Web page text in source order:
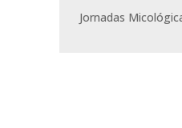
Jornadas